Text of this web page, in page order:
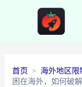
首页
海外地区限
困在海外，如何破